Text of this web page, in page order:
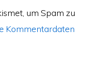
um Spam zu
Kommentardaten